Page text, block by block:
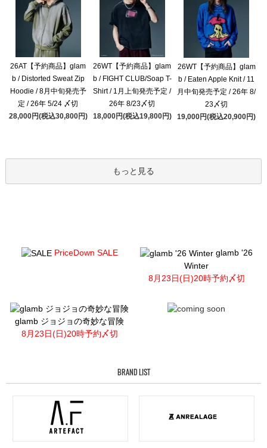
26AT【予約商品】glam
b / Distorted Sweat Zip
Hoodie / 8月中旬発売予
定 / 26年 5/24 〆切
28,000円(税込30,800円)
26WT【予約商品】glam
b / FIGHT CLUB/Soap T-
Shirt / 1月上旬発売予定 /
26年 8/23〆切
18,000円(税込19,800円)
26WT【予約商品】glam
b / Eaten Apple Knit / 11
月中旬発売予定 / 26年 8/
23〆切
19,000円(税込20,900円)
もっと見る
PriceDown SALE
glamb '26
Winter
8月23日(日)20時予約〆切
glamb ジョジョの奇妙な冒険
8月23日(日)20時予約〆切
BRAND LIST